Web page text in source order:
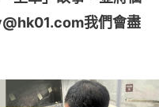
我們會盡